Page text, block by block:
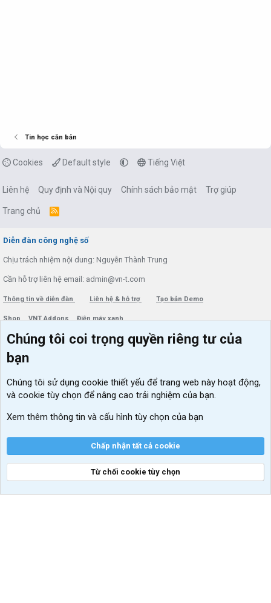
Tin học căn bản
Cookies Default style Tiếng Việt
Liên hệ Quy định và Nội quy Chính sách bảo mật Trợ giúp
Trang chủ
R
Diễn đàn công nghệ số
Chịu trách nhiệm nội dung: Nguyễn Thành Trung
Cần hỗ trợ liên hệ email: admin@vn-t.com
Thông tin về diễn đàn Liên hệ & hỗ trợ Tạo bản Demo
Shop VNT Addons Điện máy xanh
Menu thành viên
Đăng nhập
Diễn đàn
Kích hoạt Windows/ Office miễn phí
VIP add-ons Xenforo
Khuyến mãi và tài trợ
Chúng tôi coi trọng quyền riêng tư của
bạn
Chúng tôi sử dụng cookie thiết yếu để trang web này hoạt động,
và cookie tùy chọn để nâng cao trải nghiệm của bạn.
Xem thêm thông tin và cấu hình tùy chọn của bạn
Chấp nhận tất cả cookie
Từ chối cookie tùy chọn